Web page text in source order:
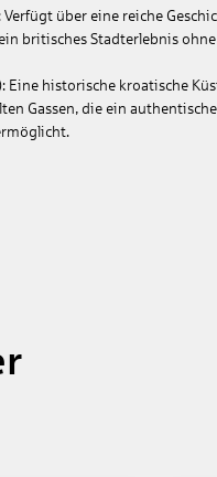
über eine reiche
britisches Stadterlebnis
Eine historische kroatische
Gassen, die ein